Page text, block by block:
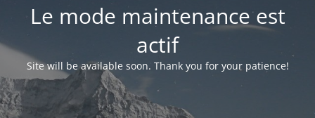
Le mode maintenance est
actif
Site will be available soon. Thank you for your patience!